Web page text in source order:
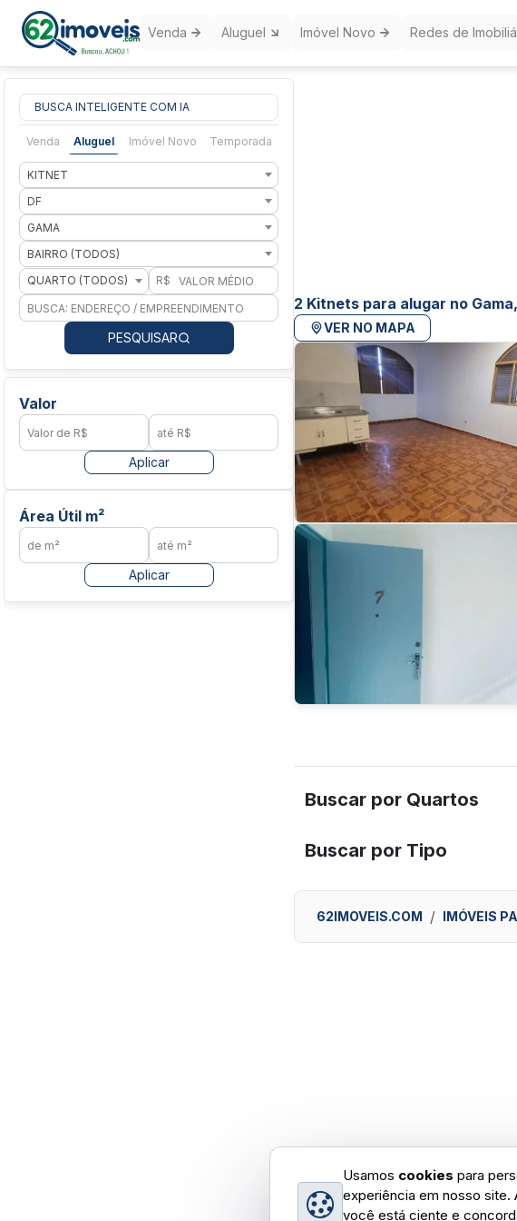
Venda Aluguel Imóvel Novo Redes de
BUSCA INTELIGENTE COM IA
Venda Aluguel Imóvel Novo Temporada
KITNET
DF
GAMA
BAIRRO (TODOS)
QUARTO (TODOS)
R$
PESQUISAR
Valor
Aplicar
Área Útil m²
Aplicar
2 Kitnets para alugar no
VER NO MAPA
Buscar por Quartos
Buscar por Tipo
62IMOVEIS.COM IMÓVEIS
Usamos cookies para
experiência em nosso site.
você está ciente e